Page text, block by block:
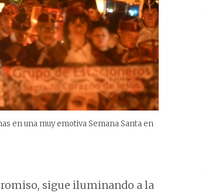
en una muy emotiva Semana Santa en
sigue iluminando a la